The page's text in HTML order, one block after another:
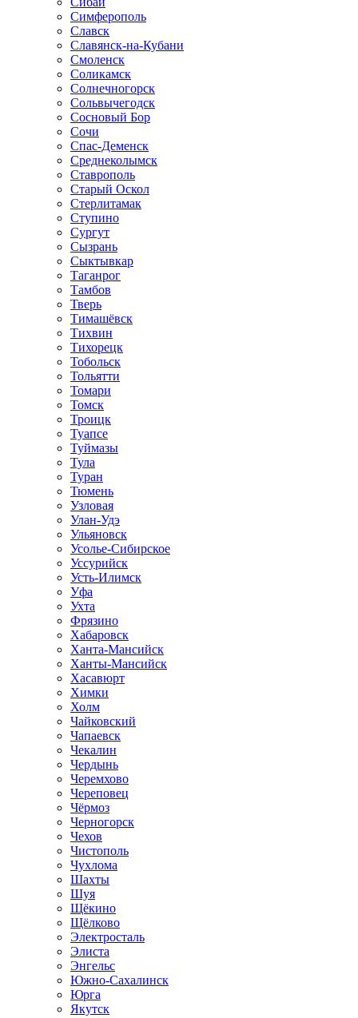
Симферополь
Славск
Славянск-на-Кубани
Смоленск
Соликамск
Солнечногорск
Сольвычегодск
Сосновый Бор
Сочи
Спас-Деменск
Среднеколымск
Ставрополь
Старый Оскол
Стерлитамак
Ступино
Сургут
Сызрань
Сыктывкар
Таганрог
Тамбов
Тверь
Тимашёвск
Тихвин
Тихорецк
Тобольск
Тольятти
Томари
Томск
Троицк
Туапсе
Туймазы
Тула
Туран
Тюмень
Узловая
Улан-Удэ
Ульяновск
Усолье-Сибирское
Уссурийск
Усть-Илимск
Уфа
Ухта
Фрязино
Хабаровск
Ханта-Мансийск
Ханты-Мансийск
Хасавюрт
Химки
Холм
Чайковский
Чапаевск
Чекалин
Чердынь
Черемхово
Череповец
Чёрмоз
Черногорск
Чехов
Чистополь
Чухлома
Шахты
Шуя
Щёкино
Щёлково
Электросталь
Элиста
Энгельс
Южно-Сахалинск
Юрга
Якутск